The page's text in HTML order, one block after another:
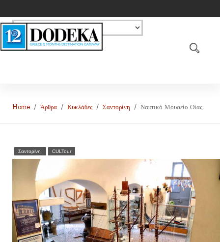
Home Άρθρα Κυκλάδες Σαντορίνη Ναυτικό Μουσείο Οίας
Σαντορίνη CULTour